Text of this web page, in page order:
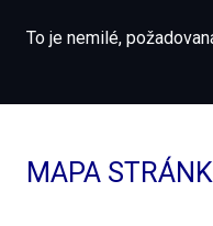
To je nemilé,
MAPA